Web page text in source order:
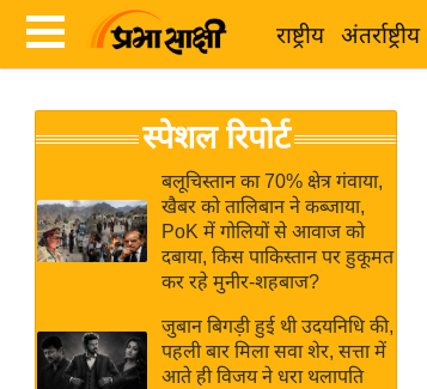
राष्ट्रीय अंतर्राष्ट्रीय
News
Hindi
Hindi
Live
ब
र
अंतर्राष्ट्रीय
बिज़नेस
स्पेशल रिपोर्ट
बलूचिस्तान का 70% क्षेत्र गंवाया,
खैबर को तालिबान ने कब्जाया,
PoK में गोलियों से आवाज को
दबाया, किस पाकिस्तान पर हुकूमत
कर रहे मुनीर-शहबाज?
जुबान बिगड़ी हुई थी उदयनिधि की,
पहली बार मिला सवा शेर, सत्ता में
आते ही विजय ने धरा थलापति